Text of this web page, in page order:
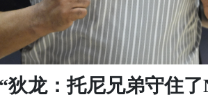
狄龙：托尼兄弟守住